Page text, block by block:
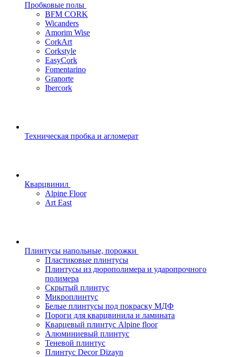
Пробковые полы
BFM CORK
Wicanders
Amorim Wise
CorkArt
Corkstyle
EasyCork
Fomentarino
Granorte
Ibercork
Техническая пробка и агломерат
Кварцвинил
Alpine Floor
Art East
Плинтусы напольные, порожки
Пластиковые плинтусы
Плинтусы из дюрополимера и ударопрочного
полимера
Скрытый плинтус
Микроплинтус
Белые плинтусы под покраску МДФ
Пороги для кварцвинила и ламината
Кварцевый плинтус Alpine floor
Алюминиевый плинтус
Теневой плинтус
Плинтус Decor Dizayn